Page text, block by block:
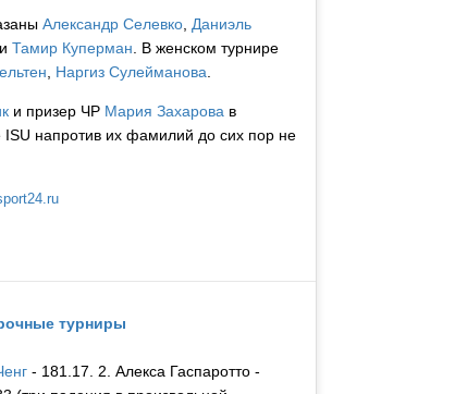
USA
Александр Селевко, Даниэль
и Тамир Куперман . В женском турнире
Наргиз Сулейманова
и призер ЧР Мария Захарова в
ISU напротив их фамилий до сих пор не
турниры
- 181.17. 2. Алекса Гаспаротто -